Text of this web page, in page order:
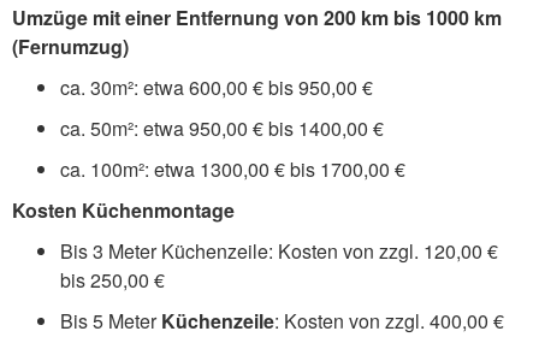
Umzüge mit einer Entfernung von 200 km bis 1000 km
(Fernumzug)
ca. 30m²: etwa 600,00 € bis 950,00 €
ca. 50m²: etwa 950,00 € bis 1400,00 €
ca. 100m²: etwa 1300,00 € bis 1700,00 €
Kosten Küchenmontage
Bis 3 Meter Küchenzeile: Kosten von zzgl. 120,00 €
bis 250,00 €
Bis 5 MeterKüchenzeile: Kosten von zzgl. 400,00 €